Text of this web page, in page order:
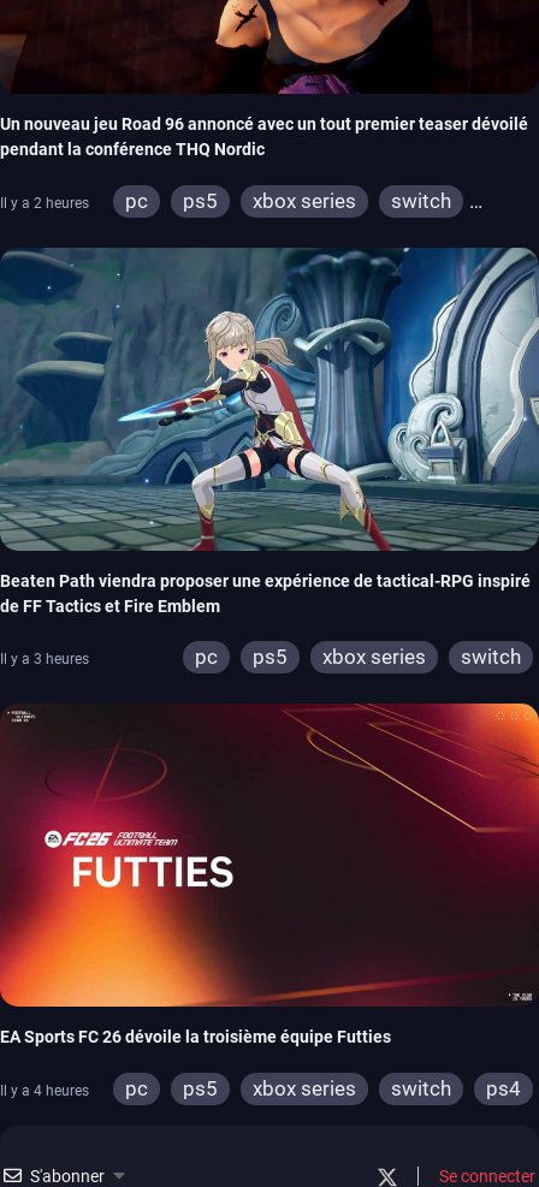
Un nouveau jeu Road 96 annoncé avec un tout premier teaser dévoilé
pendant la conférence THQ Nordic
Il y a 2 heures pc ps5 xbox series
switch
Beaten Path viendra proposer une expérience de tactical-RPG inspiré
de FF Tactics et Fire Emblem
Il y a 3 heures pc ps5 xbox series switch
EA Sports FC 26 dévoile la troisième équipe Futties
Il y a 4 heures pc ps5 xbox series switch
ps4
S'abonner Se connecter